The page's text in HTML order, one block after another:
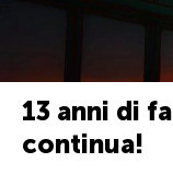
13 anni di
continua!